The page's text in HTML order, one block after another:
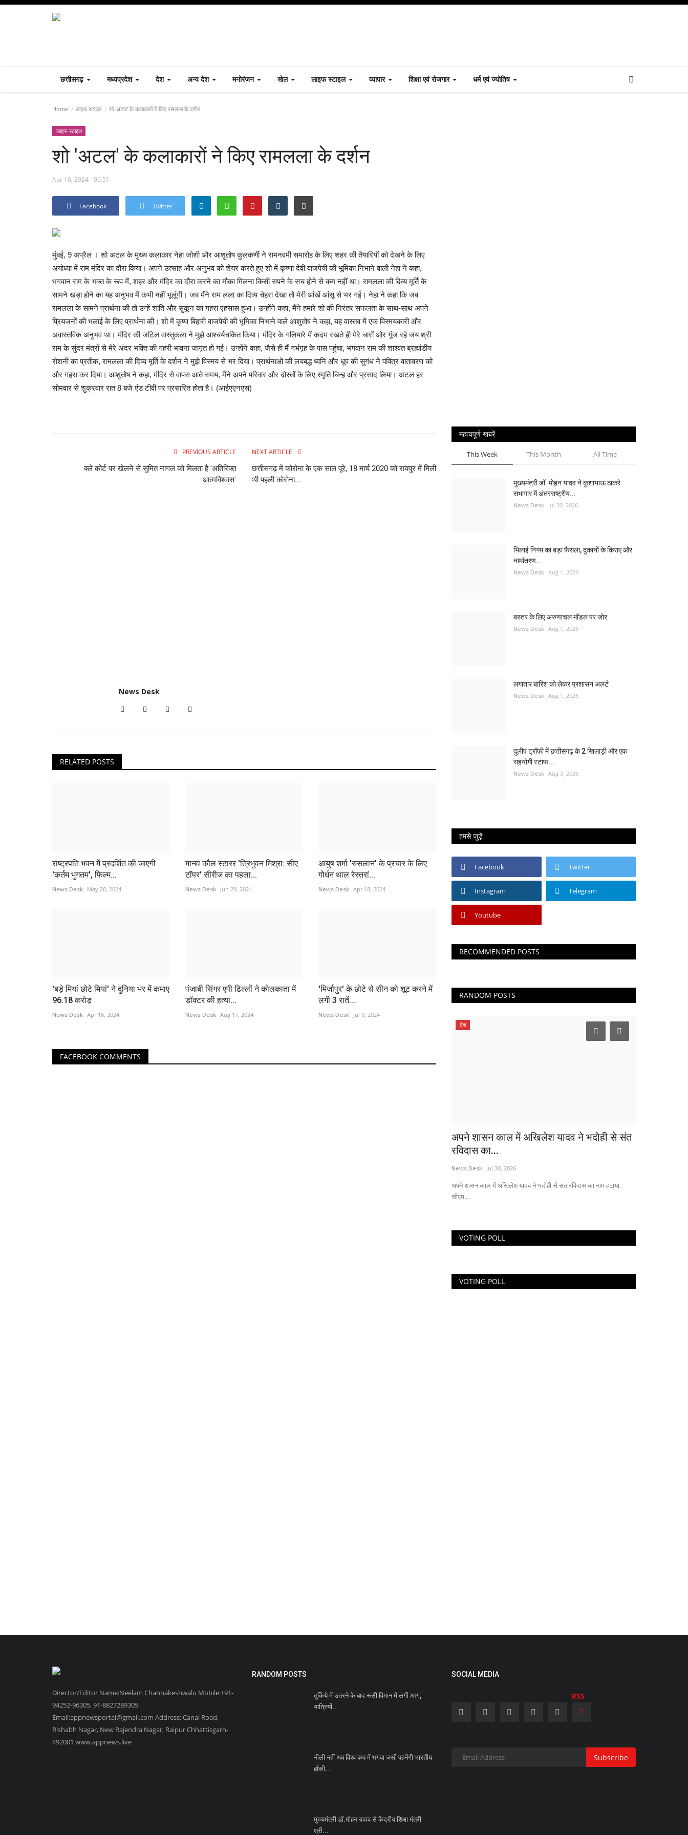
छत्तीसगढ़ मध्यप्रदेश देश अन्य देश मनोरंजन खेल लाइफ स्टाइल व्यापार शिक्षा एवं रोजगार धर्म एवं ज्योतिष
Home लाइफ स्टाइल शो 'अटल' के कलाकारों ने किए रामलला के दर्शन
लाइफ स्टाइल
शो 'अटल' के कलाकारों ने किए रामलला के दर्शन
Apr 10, 2024 - 06:51
Facebook Twitter
मुंबई, 9 अप्रैल । शो अटल के मुख्य कलाकार नेहा जोशी और आशुतोष कुलकर्णी ने रामनवमी समारोह के लिए शहर की तैयारियों को देखने के लिए
अयोध्या में राम मंदिर का दौरा किया। अपने उत्साह और अनुभव को शेयर करते हुए शो में कृष्णा देवी वाजपेयी की भूमिका निभाने वाली नेहा ने कहा,
भगवान राम के भक्त के रूप में, शहर और मंदिर का दौरा करने का मौका मिलना किसी सपने के सच होने से कम नहीं था। रामलला की दिव्य मूर्ति के
सामने खड़ा होने का यह अनुभव मैं कभी नहीं भूलूंगी। जब मैंने राम लला का दिव्य चेहरा देखा तो मेरी आंखें आंसू से भर गईं। नेहा ने कहा कि जब
रामलला के सामने प्रार्थना की तो उन्हें शांति और सुकून का गहरा एहसास हुआ। उन्होंने कहा, मैंने हमारे शो की निरंतर सफलता के साथ-साथ अपने
प्रियजनों की भलाई के लिए प्रार्थना की। शो में कृष्ण बिहारी वाजपेयी की भूमिका निभाने वाले आशुतोष ने कहा, यह वास्तव में एक विस्मयकारी और
अवास्तविक अनुभव था। मंदिर की जटिल वास्तुकला ने मुझे आश्चर्यचकित किया। मंदिर के गलियारे में कदम रखते ही मेरे चारों ओर गूंज रहे जय श्री
राम के सुंदर मंत्रों से मेरे अंदर भक्ति की गहरी भावना जागृत हो गई। उन्होंने कहा, जैसे ही मैं गर्भगृह के पास पहुंचा, भगवान राम की शाश्वत ब्रह्मांडीय
रोशनी का प्रतीक, रामलला की दिव्य मूर्ति के दर्शन ने मुझे विस्मय से भर दिया। प्रार्थनाओं की लयबद्ध ध्वनि और धूप की सुगंध ने पवित्र वातावरण को
और गहरा कर दिया। आशुतोष ने कहा, मंदिर से वापस आते समय, मैंने अपने परिवार और दोस्तों के लिए स्मृति चिन्ह और प्रसाद लिया। अटल हर
सोमवार से शुक्रवार रात 8 बजे एंंड टीवी पर प्रसारित होता है। (आईएएनएस)
PREVIOUS ARTICLE
क्ले कोर्ट पर खेलने से सुमित नागल को मिलता है 'अतिरिक्त
आत्मविश्वास'
NEXT ARTICLE
छत्तीसगढ़ में कोरोना के एक साल पूरे, 18 मार्च 2020 को रायपुर में मिली
थी पहली कोरोना...
News Desk
RELATED POSTS
राष्ट्रपति भवन में प्रदर्शित की जाएगी
'कर्तम भुगतम', फिल्म...
News Desk May 20, 2024
मानव कौल स्टारर 'त्रिभुवन मिश्रा: सीए
टॉपर' सीरीज का पहला...
News Desk Jun 29, 2024
आयुष शर्मा 'रुसलान' के प्रचार के लिए
गोर्धन थाल रेस्तरां...
News Desk Apr 18, 2024
'बड़े मियां छोटे मियां' ने दुनिया भर में कमाए
96.18 करोड़
News Desk Apr 16, 2024
पंजाबी सिंगर एपी ढिल्लों ने कोलकाता में
डॉक्टर की हत्या...
News Desk Aug 17, 2024
'मिर्जापुर' के छोटे से सीन को शूट करने में
लगी 3 रातें...
News Desk Jul 9, 2024
FACEBOOK COMMENTS
महत्वपूर्ण खबरें
This Week This Month All Time
मुख्यमंत्री डॉ. मोहन यादव ने कुशाभाऊ ठाकरे
सभागार में अंतरराष्ट्रीय...
News Desk Jul 30, 2026
भिलाई निगम का बड़ा फैसला, दुकानों के किराए और
नामांतरण...
News Desk Aug 1, 2026
बस्तर के लिए अरुणाचल मॉडल पर जोर
News Desk Aug 1, 2026
लगातार बारिश को लेकर प्रशासन अलर्ट
News Desk Aug 1, 2026
दुलीप ट्रॉफी में छत्तीसगढ़ के 2 खिलाड़ी और एक
सहयोगी स्टाफ...
News Desk Aug 3, 2026
हमसे जुड़ें
Facebook Twitter
Instagram Telegram
Youtube
RECOMMENDED POSTS
RANDOM POSTS
देश
अपने शासन काल में अखिलेश यादव ने भदोही से संत
रविदास का...
News Desk Jul 30, 2026
अपने शासन काल में अखिलेश यादव ने भदोही से संत रविदास का नाम हटाया,
सीएम...
VOTING POLL
VOTING POLL
Director/Editor Name:Neelam Channakeshwalu Mobile:+91-
94252-96305, 91-8827289305
Email:appnewsportal@gmail.com Address: Canal Road,
Rishabh Nagar, New Rajendra Nagar, Raipur Chhattisgarh-
492001 www.appnews.live
RANDOM POSTS
तुर्किये में उतरने के बाद रूसी विमान में लगी आग,
यात्रियों...
नीली नहीं अब विश्व कप में भगवा जर्सी पहनेंगी भारतीय
हॉकी...
मुख्यमंत्री डॉ.मोहन यादव से केंद्रीय शिक्षा मंत्री
श्री...
SOCIAL MEDIA
RSS
Subscribe